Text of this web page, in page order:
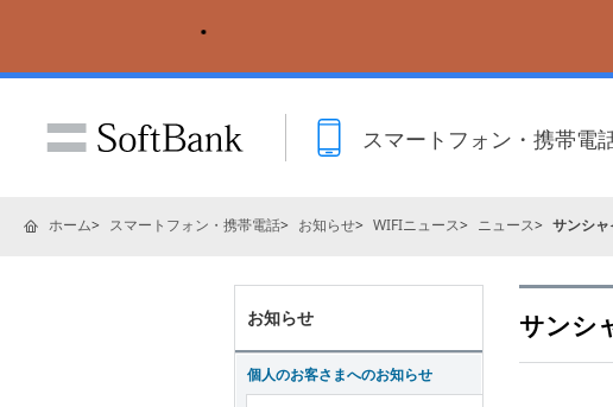
スマートフォン・携帯電
ホーム スマートフォン・携帯電話 お知らせ WIFIニュース ニュース サンシャ
サンシ
お知らせ
個人のお客さまへのお知らせ